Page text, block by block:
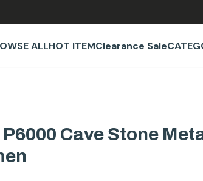
ALLHOT ITEMClearance Sale
P6000 Cave Stone